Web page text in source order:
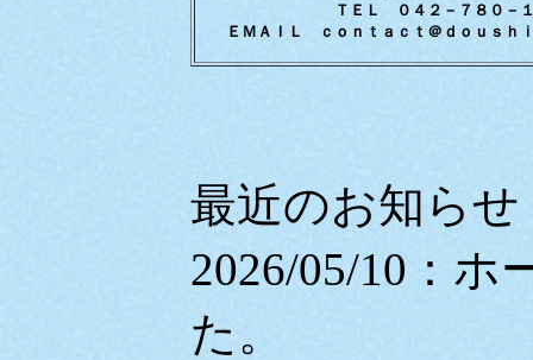
ＴＥＬ ０４２－７８０
ＥＭＡＩＬ ｃｏｎｔａｃｔ＠ｄｏｕｓ
最近のお知らせ
2026/05/10：ホ
た。